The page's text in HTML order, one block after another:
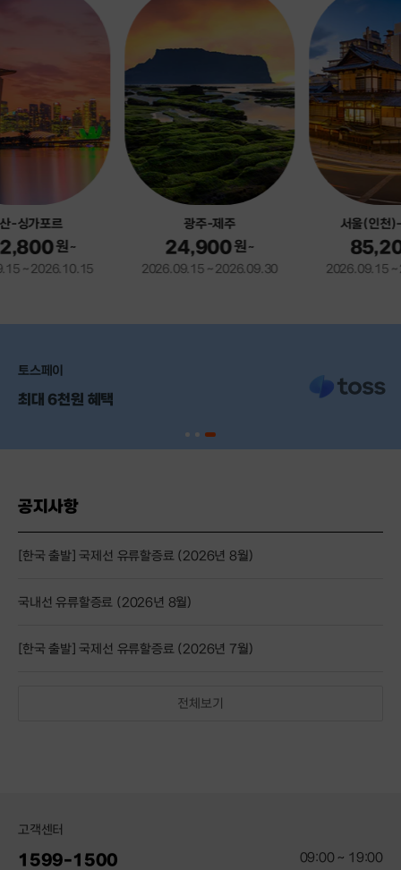
싱가포르
원~
~ 2026.10.15
제
주
광주-제주
24,900원~
2026.09.15 ~ 2026.09.30
야
마
서울(인천)-
2026.09.15 ~
토스페이
최대 6천원 혜택
공지사항
지
항
[한국 출발] 국제선 유류할증료 (2026년 8월)
국내선 유류할증료 (2026년 8월)
[한국 출발] 국제선 유류할증료 (2026년 7월)
전체보기
고객센터
1599-1500 09:00 ~ 19:00